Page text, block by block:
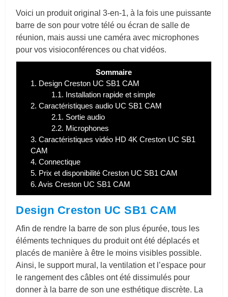
Voici un produit original 3-en-1, à la fois une puissante
barre de son pour votre télé ou écran de salle de
réunion, mais aussi une caméra avec microphones
pour vos visioconférences ou chat vidéos.
Sommaire
1. Design Creston UC SB1 CAM
1.1. Installation rapide et simple
2. Caractéristiques audio UC SB1 CAM
2.1. Sortie audio
2.2. Microphones
3. Caractéristiques vidéo HD 4K Creston UC SB1
CAM
4. Connectique
5. Prix et disponibilité Creston UC SB1 CAM
6. Avis Creston UC SB1 CAM
Design Creston UC SB1 CAM
Afin de rendre la barre de son plus épurée, tous les
éléments techniques du produit ont été déplacés et
placés de manière à être le moins visibles possible.
Ainsi, le support mural, la ventilation et l’espace pour
le rangement des câbles ont été dissimulés pour
donner à la barre de son une esthétique discrète. La